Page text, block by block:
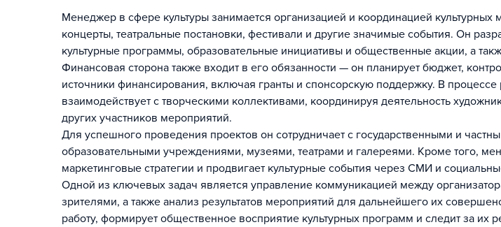
Менеджер в сфере культуры занимается организацией и координацией культурных
концерты, театральные постановки, фестивали и другие значимые события. Он
культурные программы, образовательные инициативы и общественные акции, а
Финансовая сторона также входит в его обязанности — он планирует бюджет,
источники финансирования, включая гранты и спонсорскую поддержку. В
взаимодействует с творческими коллективами, координируя деятельность
других участников мероприятий.
Для успешного проведения проектов он сотрудничает с государственными и
образовательными учреждениями, музеями, театрами и галереями. Кроме того,
маркетинговые стратегии и продвигает культурные события через СМИ и
Одной из ключевых задач является управление коммуникацией между
зрителями, а также анализ результатов мероприятий для дальнейшего их
работу, формирует общественное восприятие культурных программ и следит за их